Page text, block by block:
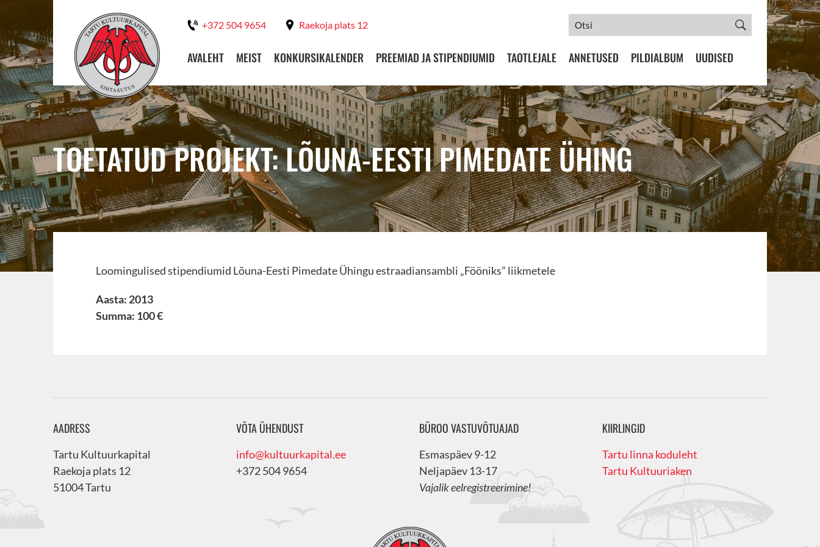
+372 504 9654 Raekoja plats 12
AVALEHT MEIST KONKURSIKALENDER PREEMIAD JA STIPENDIUMID TAOTLEJALE ANNETUSED PILDIALBUM UUDISED
TOETATUD PROJEKT: LÕUNA-EESTI PIMEDATE ÜHING
Loomingulised stipendiumid Lõuna-Eesti Pimedate Ühingu estraadiansambli „Fööniks” liikmetele
Aasta: 2013
Summa: 100 €
AADRESS
Tartu Kultuurkapital
Raekoja plats 12
51004 Tartu
VÕTA ÜHENDUST
info@kultuurkapital.ee
+372 504 9654
BÜROO VASTUVÕTUAJAD
Esmaspäev 9-12
Neljapäev 13-17
Vajalik eelregistreerimine!
KIIRLINGID
Tartu linna koduleht
Tartu Kultuuriaken